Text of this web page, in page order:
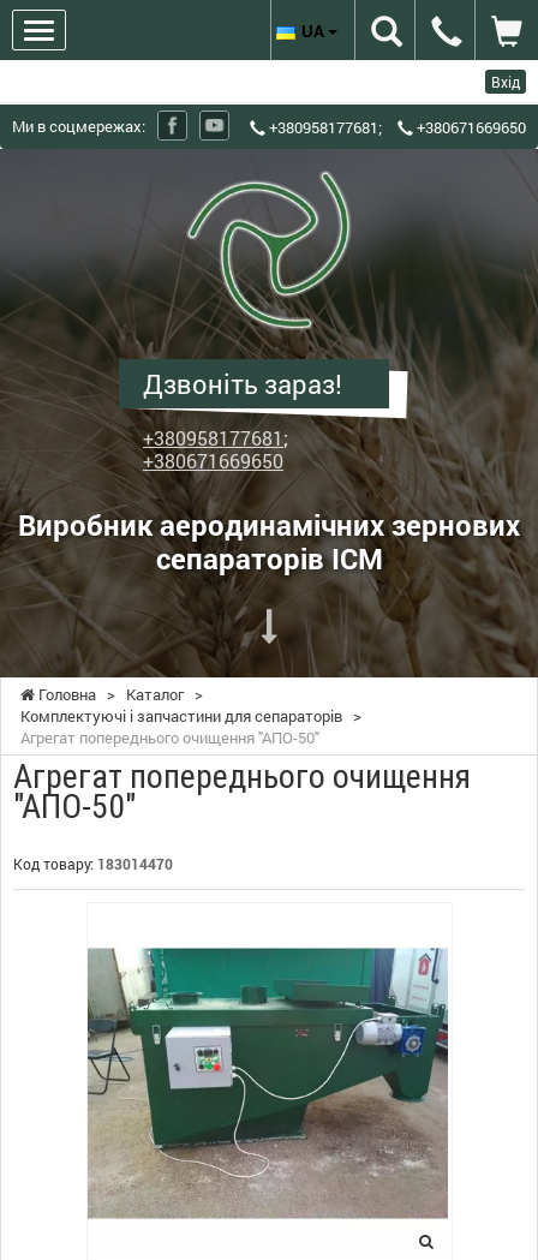
Вхід
Ми в соцмережах: +380958177681; +380671669650
зерноочисного
обладнання
-
Виробник
аеродинамічних
зернових
сепараторів
ІСМ
Дзвоніть зараз!
+380958177681;
+380671669650
Виробник аеродинамічних зернових
сепараторів ІСМ
UA
Головна > Каталог >
Комплектуючі і запчастини для сепараторів >
Агрегат попереднього очищення "АПО-50"
Агрегат попереднього очищення
"АПО-50"
Код товару: 183014470